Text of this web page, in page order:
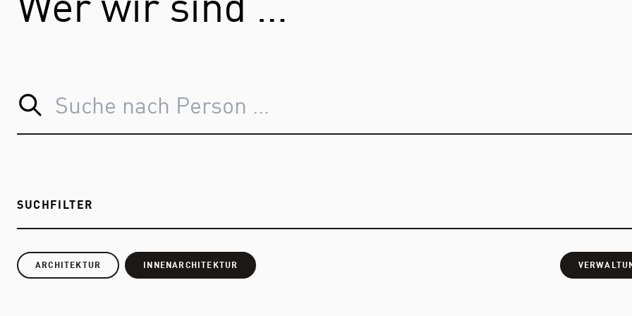
SUCHFILTER
ARCHITEKTUR INNENARCHITEKTUR